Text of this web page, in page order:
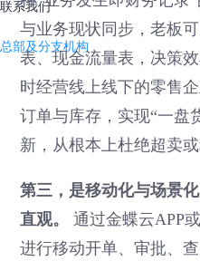
联系我们
总部及分支机构
与业务现状同步，老板
表、现金流量表，决策
时经营线上线下的零售
订单与库存，实现“一盘
新，从根本上杜绝超卖或
第三，是移动化与场景
直观。
通过金蝶云APP
进行移动开单、审批、